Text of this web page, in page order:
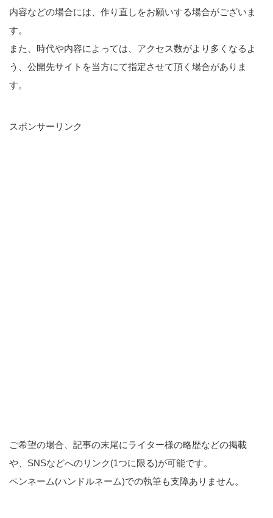
内容などの場合には、作り直しをお願いする場合がございま
す。
また、時代や内容によっては、アクセス数がより多くなるよ
う、公開先サイトを当方にて指定させて頂く場合がありま
す。
スポンサーリンク
ご希望の場合、記事の末尾にライター様の略歴などの掲載
や、SNSなどへのリンク(1つに限る)が可能です。
ペンネーム(ハンドルネーム)での執筆も支障ありません。